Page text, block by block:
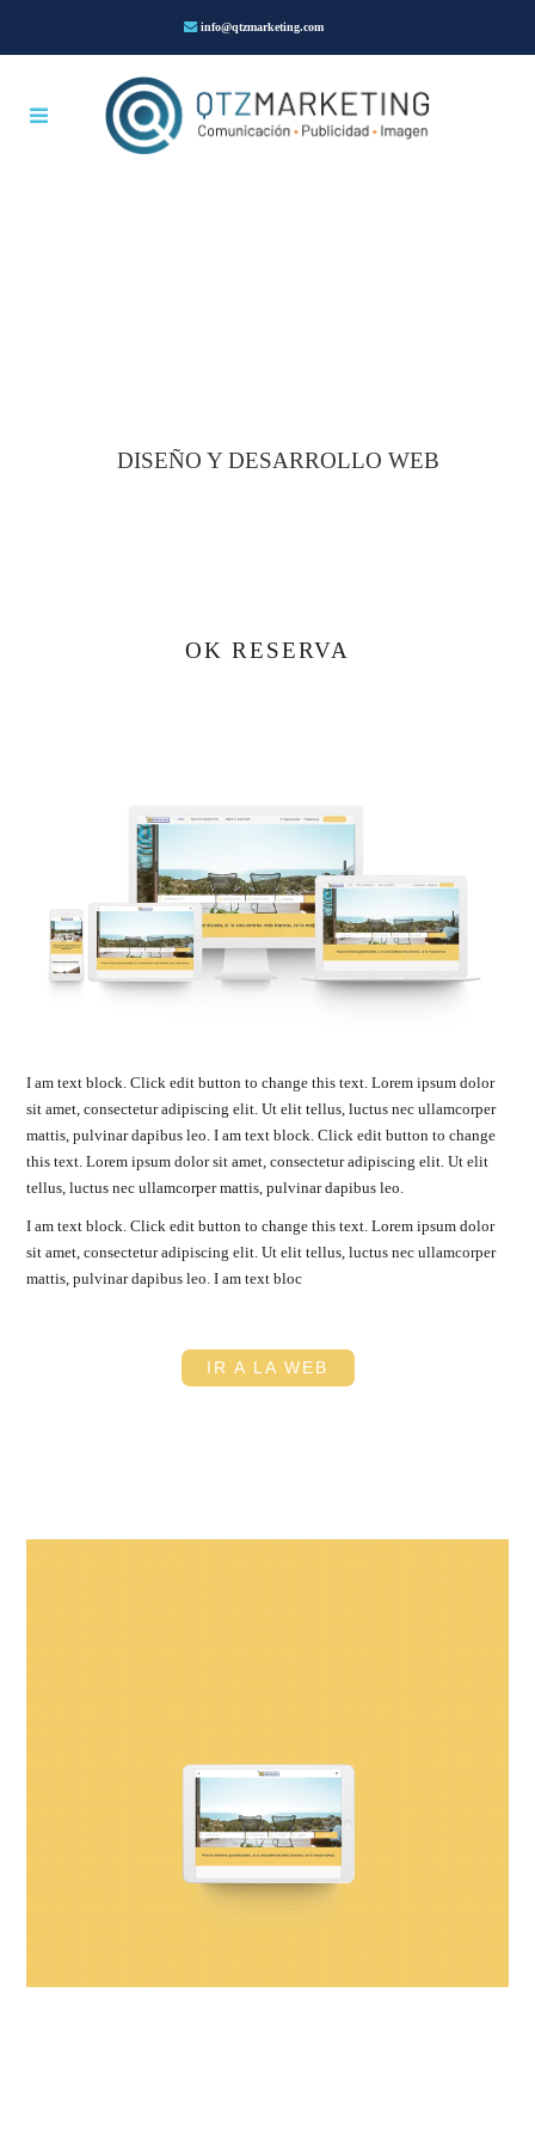
info@qtzmarketing.com
DISEÑO Y DESARROLLO WEB
OK RESERVA
I am text block. Click edit button to change this text. Lorem ipsum dolor
sit amet, consectetur adipiscing elit. Ut elit tellus, luctus nec ullamcorper
mattis, pulvinar dapibus leo. I am text block. Click edit button to change
this text. Lorem ipsum dolor sit amet, consectetur adipiscing elit. Ut elit
tellus, luctus nec ullamcorper mattis, pulvinar dapibus leo.
I am text block. Click edit button to change this text. Lorem ipsum dolor
sit amet, consectetur adipiscing elit. Ut elit tellus, luctus nec ullamcorper
mattis, pulvinar dapibus leo. I am text bloc
IR A LA WEB